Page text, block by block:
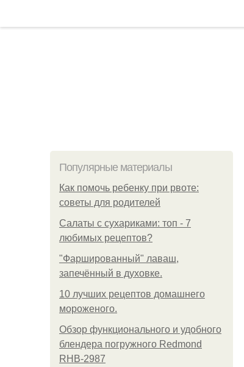
Популярные материалы
Как помочь ребенку при рвоте:
советы для родителей
Салаты с сухариками: топ - 7
любимых рецептов?
"Фаршированный" лаваш,
запечённый в духовке.
10 лучших рецептов домашнего
мороженого.
Обзор функционального и удобного
блендера погружного Redmond
RHB-2987